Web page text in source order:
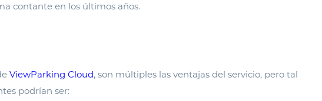
contante en los últimos años.
ViewParking Cloud, son múltiples las ventajas del servicio, pero tal
podrían ser: